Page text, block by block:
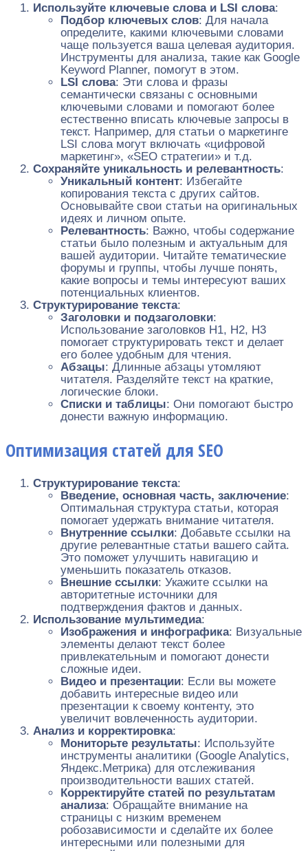
Используйте ключевые слова и LSI слова:
Подбор ключевых слов: Для начала
определите, какими ключевыми словами
чаще пользуется ваша целевая аудитория.
Инструменты для анализа, такие как Google
Keyword Planner, помогут в этом.
LSI слова: Эти слова и фразы
семантически связаны с основными
ключевыми словами и помогают более
естественно вписать ключевые запросы в
текст. Например, для статьи о маркетинге
LSI слова могут включать «цифровой
маркетинг», «SEO стратегии» и т.д.
Сохраняйте уникальность и релевантность:
Уникальный контент: Избегайте
копирования текста с других сайтов.
Основывайте свои статьи на оригинальных
идеях и личном опыте.
Релевантность: Важно, чтобы содержание
статьи было полезным и актуальным для
вашей аудитории. Читайте тематические
форумы и группы, чтобы лучше понять,
какие вопросы и темы интересуют ваших
потенциальных клиентов.
Структурирование текста:
Заголовки и подзаголовки:
Использование заголовков H1, H2, H3
помогает структурировать текст и делает
его более удобным для чтения.
Абзацы: Длинные абзацы утомляют
читателя. Разделяйте текст на краткие,
логические блоки.
Списки и таблицы: Они помогают быстро
донести важную информацию.
Оптимизация статей для SEO
Структурирование текста:
Введение, основная часть, заключение:
Оптимальная структура статьи, которая
помогает удержать внимание читателя.
Внутренние ссылки: Добавьте ссылки на
другие релевантные статьи вашего сайта.
Это поможет улучшить навигацию и
уменьшить показатель отказов.
Внешние ссылки: Укажите ссылки на
авторитетные источники для
подтверждения фактов и данных.
Использование мультимедиа:
Изображения и инфографика: Визуальные
элементы делают текст более
привлекательным и помогают донести
сложные идеи.
Видео и презентации: Если вы можете
добавить интересные видео или
презентации к своему контенту, это
увеличит вовлеченность аудитории.
Анализ и корректировка:
Мониторьте результаты: Используйте
инструменты аналитики (Google Analytics,
Яндекс.Метрика) для отслеживания
производительности ваших статей.
Корректируйте статей по результатам
анализа: Обращайте внимание на
страницы с низким временем
робозависимости и сделайте их более
интересными или полезными для